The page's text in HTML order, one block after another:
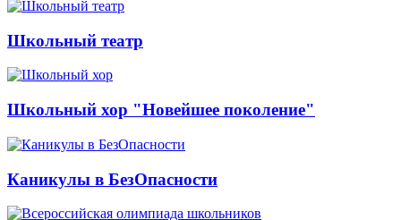
Школьный театр
Школьный хор "Новейшее поколение"
Каникулы в БезОпасности